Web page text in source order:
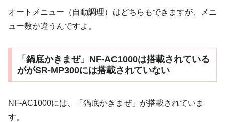
オートメニュー（自動調理）はどちらもできますが、メニ
ュー数が違うんですよ。
「鍋底かきまぜ」NF-AC1000は搭載されている
ががSR-MP300には搭載されていない
NF-AC1000には、「鍋底かきまぜ」が搭載されていま
す。